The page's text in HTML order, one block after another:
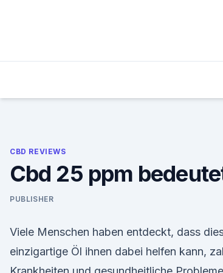
CBD REVIEWS
Cbd 25 ppm
PUBLISHER
Viele Menschen haben entdeckt, dass
einzigartige Öl ihnen dabei helfen kann,